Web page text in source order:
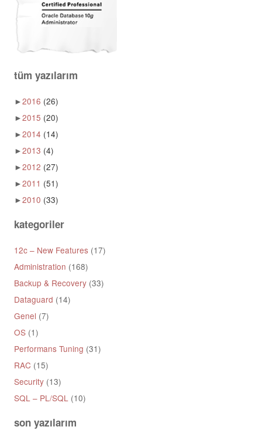
tüm yazılarım
►2016 (26)
►2015 (20)
►2014 (14)
►2013 (4)
►2012 (27)
►2011 (51)
►2010 (33)
kategoriler
12c – New Features(17)
Administration (168)
Backup & Recovery(33)
Dataguard (14)
Genel (7)
OS(1)
Performans Tuning (31)
RAC (15)
Security(13)
SQL – PL/SQL(10)
son yazılarım